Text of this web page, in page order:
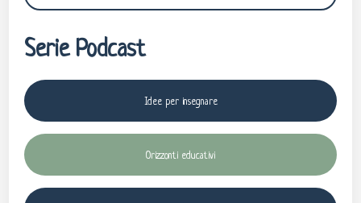
Serie Podcast
Idee per insegnare
Orizzonti educativi